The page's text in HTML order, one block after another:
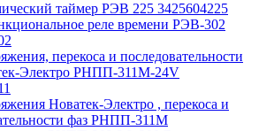
таймер РЭВ 225 3425604225
реле времени РЭВ-302
перекоса и последовательности
Электро РНПП-311М-24V
Новатек-Электро , перекоса и
фаз РНПП-311М